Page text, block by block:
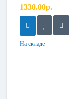
1330.00р.
На складе